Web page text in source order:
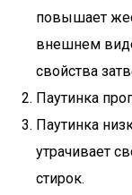
повышает
внешнем
свойства
Паутинка
Паутинка
утрачивает
стирок.